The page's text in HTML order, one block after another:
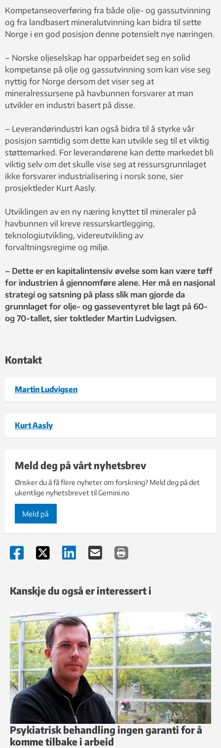
Ellefmo, Martin Ludvigsen, Kurt Aasly og
Eva Ramirez-Llodra. Foto: Lars-Ivar
Tumyr/NTNU
Kompetanseoverføring fra både olje- og gassutvinning
og fra landbasert mineralutvinning kan bidra til sette
Norge i en god posisjon denne potensielt nye næringen.
– Norske oljeselskap har opparbeidet seg en solid
kompetanse på olje og gassutvinning som kan vise seg
nyttig for Norge dersom det viser seg at
mineralressursene på havbunnen forsvarer at man
utvikler en industri basert på disse.
– Leverandørindustri kan også bidra til å styrke vår
posisjon samtidig som dette kan utvikle seg til et viktig
støttemarked. For leverandørene kan dette markedet bli
viktig selv om det skulle vise seg at ressursgrunnlaget
ikke forsvarer industrialisering i norsk sone, sier
prosjektleder Kurt Aasly.
Utviklingen av en ny næring knyttet til mineraler på
havbunnen vil kreve ressurskartlegging,
teknologiutvikling, videreutvikling av
forvaltningsregime og miljø.
– Dette er en kapitalintensiv øvelse som kan være tøff
for industrien å gjennomføre alene. Her må en nasjonal
strategi og satsning på plass slik man gjorde da
grunnlaget for olje- og gasseventyret ble lagt på 60-
og 70-tallet, sier toktleder Martin Ludvigsen.
Kontakt
Martin Ludvigsen
Kurt Aasly
Meld deg på vårt nyhetsbrev
Ønsker du å få flere nyheter om forskning? Meld deg på det
ukentlige nyhetsbrevet til Gemini.no
Meld på
Kanskje du også er interessert i
Psykiatrisk behandling ingen garanti for å
komme tilbake i arbeid